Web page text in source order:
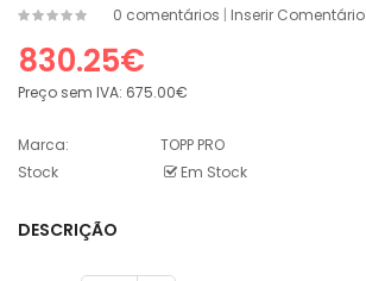
0 comentários | Inserir Comentário
830.25€
Preço sem IVA: 675.00€
Marca:
TOPP PRO
Stock
Em Stock
DESCRIÇÃO